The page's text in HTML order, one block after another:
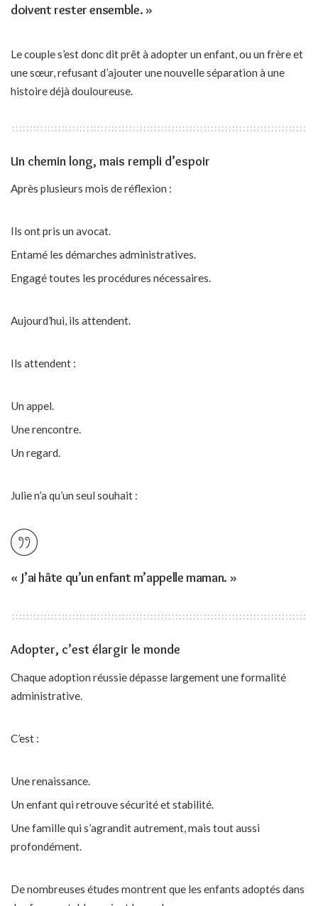
doivent rester ensemble. »
Le couple s’est donc dit prêt à adopter un enfant, ou un frère et
une sœur, refusant d’ajouter une nouvelle séparation à une
histoire déjà douloureuse.
Un chemin long, mais rempli d’espoir
Après plusieurs mois de réflexion :
Ils ont pris un avocat.
Entamé les démarches administratives.
Engagé toutes les procédures nécessaires.
Aujourd’hui, ils attendent.
Ils attendent :
Un appel.
Une rencontre.
Un regard.
Julie n’a qu’un seul souhait :
« J’ai hâte qu’un enfant m’appelle maman. »
Adopter, c’est élargir le monde
Chaque adoption réussie dépasse largement une formalité
administrative.
C’est :
Une renaissance.
Un enfant qui retrouve sécurité et stabilité.
Une famille qui s’agrandit autrement, mais tout aussi
profondément.
De nombreuses études montrent que les enfants adoptés dans